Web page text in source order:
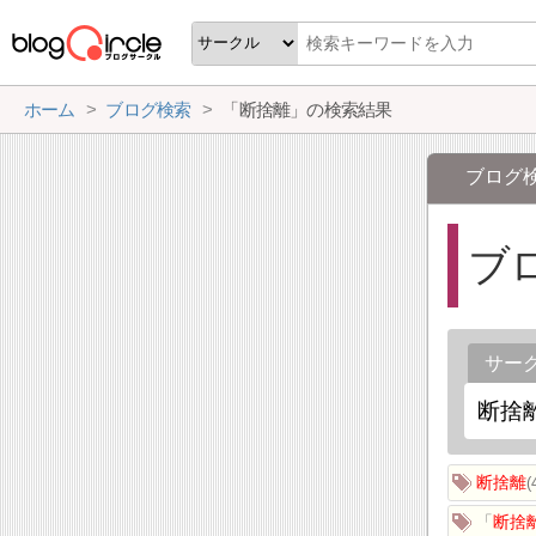
ホーム ブログ検索 「断捨離」の検索結果
ブログ
ブ
サー
断捨離
「 断捨